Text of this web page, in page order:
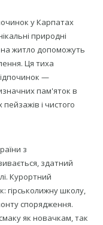
у Карпатах
природні
на житло допоможуть
Ця тиха
—
пам'яток в
і чистого
з
здатний
Курортний
гірськолижну школу,
спорядження.
як новачкам, так